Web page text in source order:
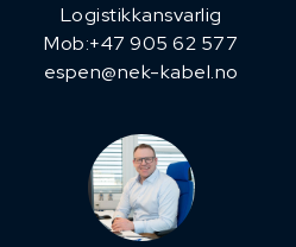
Logistikkansvarlig
Mob:+47 905 62 577
espen@nek-kabel.no